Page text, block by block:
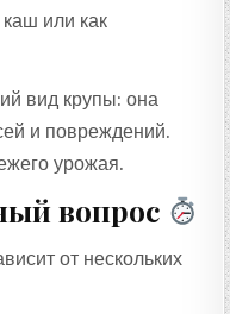
или как
вид крупы: она
и повреждений.
урожая.
вопрос
от нескольких